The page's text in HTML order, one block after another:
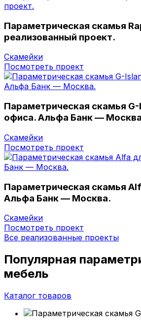
Параметрическая скамья
реализованный проект.
Скамейки
Посмотреть проект
Параметрическая скамья
офиса. Альфа Банк —
Скамейки
Посмотреть проект
Параметрическая скамья
Альфа Банк — Москва.
Скамейки
Посмотреть проект
Все реализованные проекты
Популярная
мебель
Каталог товаров